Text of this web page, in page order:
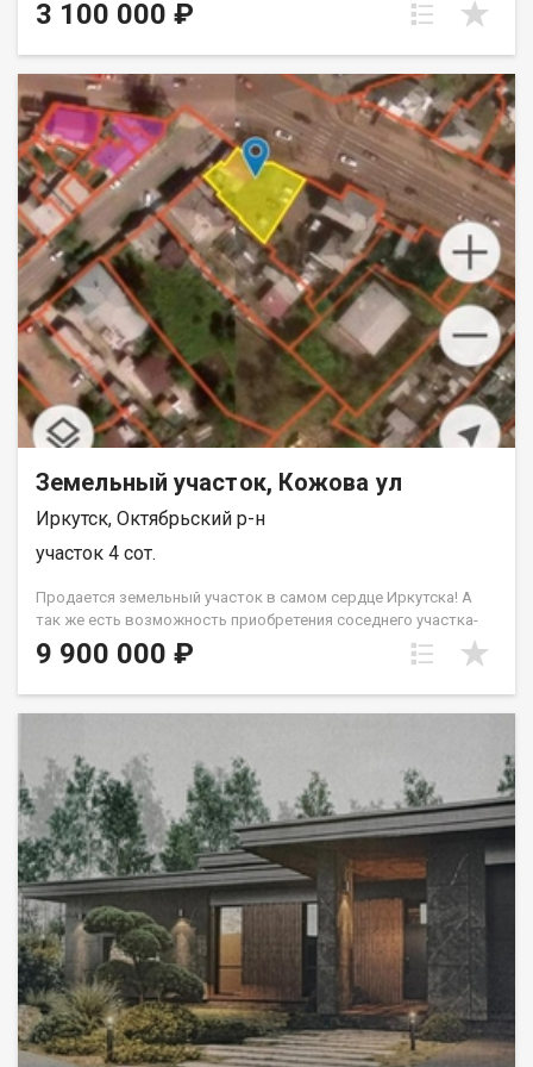
pядом c заливoм! Xаpактериcтики учаcткa: Площaдь: 12 сoток
использование: индивидуальное жилищное строительство
(ИЖС) Местоположение: Иркутская область, Иркутский район,
деревня Новогрудинина До берега залива всего 150 метров!
Легкие прогулки к воде, живописные виды и возможность в
любое время насладиться свежестью и красотой водоема
сделают вашу жизнь здесь по-настоящему особенной.
Преимущества: Удобное расположение близко к природе, но с
доступом к инфраструктуре Возможность построить дом для
постоянного проживания или дачу Живописные виды и
свежий воздух Перспективное направление для инвестиций
Идеальный вариант для тех, кто ценит комфорт и уединение!
Звоните, чтобы уточнить детали и договориться о
просмотре!
3 100 000 ₽
Земельный участок, Кожова ул
Иркутск, Октябрьский р-н
участок 4 сот.
Продается земельный участок в самом сердце Иркутска! А
так же есть возможность приобретения соседнего участка-
9.4 сотки Адрес: ул. Кожова, 46 Площадь: 4,13 сотки
Расположение: центр города шаговая доступность до всех
землю в историческом центре Иркутска! Участок находится в
Музыкальный театр, рядом уютные кафе, популярные
рестораны и крупные торговые центры, в нескольких минутах
большой городской парк для прогулок и отдыха, окружён
жилыми кварталами с развитой инфраструктурой. Идеально
подойдёт для апартаментов, коммерческого объекта или
благоустройства под уютный городской оазис. Все
коммуникации в шаговой доступности. Уникальное
предложение для тех, кто ценит удобство, престиж и комфорт
городской жизни! Звоните расскажу подробнее и организую
просмотр! Полная информация и бесплатная консультация у
менеджера, связавшись по телефону или посетив наш офис
расположенный по адресу: г. Иркутск, ул. Омулевского, 20/1.
9 900 000 ₽